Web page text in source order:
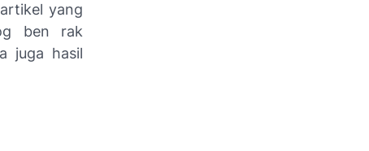
yang
ben rak
juga hasil